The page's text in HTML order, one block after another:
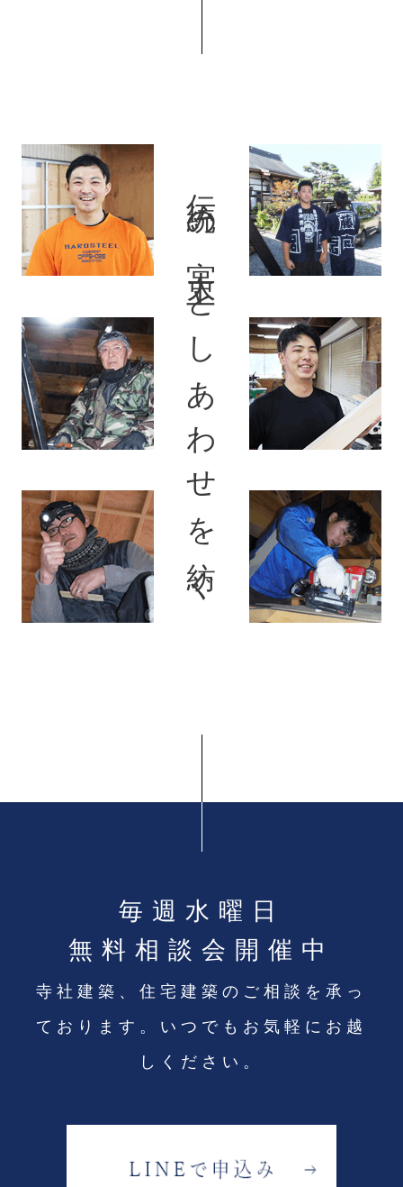
伝統の宮大工としあわせを紡ぐ
毎週水曜日
無料相談会開催中
寺社建築、住宅建築のご相談を承っ
ております。 いつでもお気軽にお越
しください。